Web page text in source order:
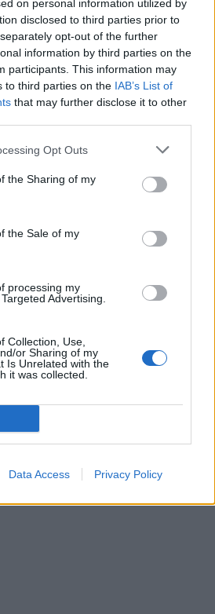
on personal information utilized by
disclosed to third parties prior to
opt-out of the further
information by third parties on the
participants. This information may
to third parties on the IAB’s List of
that may further disclose it to other
Opt Outs
the Sharing of my
the Sale of my
processing my
Advertising.
Collection, Use,
or Sharing of my
Is Unrelated with the
it was collected.
Data Access Privacy Policy